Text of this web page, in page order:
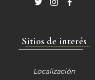
Sitios de interés
Localización